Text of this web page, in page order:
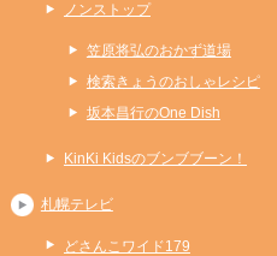
ノンストップ
笠原将弘のおかず道場
検索きょうのおしゃレシピ
坂本昌行のOne Dish
KinKi Kidsのブンブブーン！
札幌テレビ
どさんこワイド179